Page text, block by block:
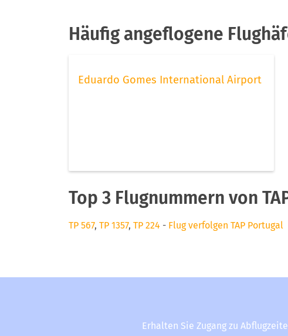
Häufig angeflogene
Eduardo Gomes International Airport
Top 3 Flugnummern von
TP 567, TP 1357, TP 224 - Flug verfolgen TAP Portugal
Erhalten Sie Zugang zu